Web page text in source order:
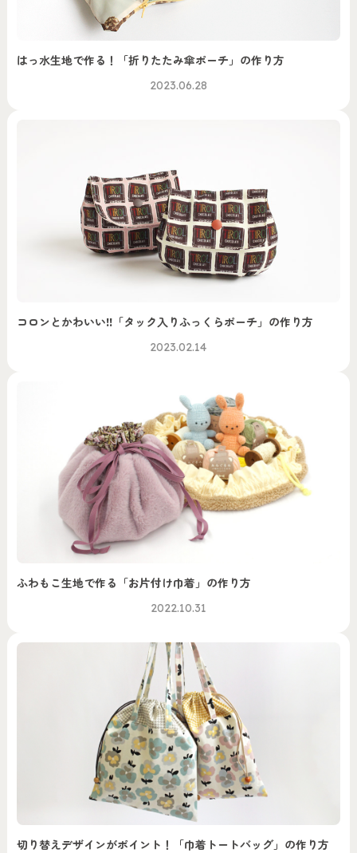
はっ水生地で作る！「折りたたみ傘ポーチ」の作り方
2023.06.28
コロンとかわいい!!「タック入りふっくらポーチ」の作り方
2023.02.14
ふわもこ生地で作る「お片付け巾着」の作り方
2022.10.31
切り替えデザインがポイント！「巾着トートバッグ」の作り方